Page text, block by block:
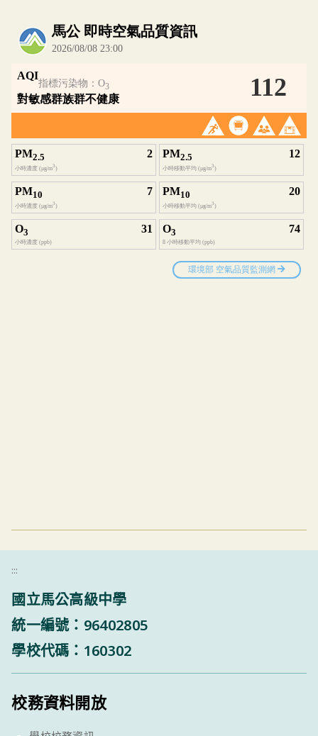
內嵌空氣品質小工具為視覺預覽，完整即時空
:::
國立馬公高級中學
統一編號：96402805
學校代碼：160302
校務資料開放